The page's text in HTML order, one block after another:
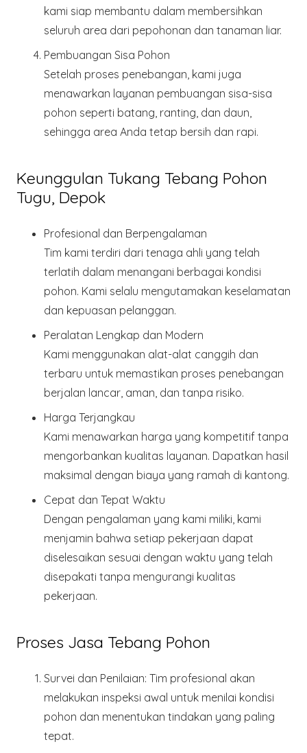
kami siap membantu dalam membersihkan
seluruh area dari pepohonan dan tanaman liar.
Pembuangan Sisa Pohon
Setelah proses penebangan, kami juga
menawarkan layanan pembuangan sisa-sisa
pohon seperti batang, ranting, dan daun,
sehingga area Anda tetap bersih dan rapi.
Keunggulan Tukang Tebang Pohon
Tugu, Depok
Profesional dan Berpengalaman
Tim kami terdiri dari tenaga ahli yang telah
terlatih dalam menangani berbagai kondisi
pohon. Kami selalu mengutamakan keselamatan
dan kepuasan pelanggan.
Peralatan Lengkap dan Modern
Kami menggunakan alat-alat canggih dan
terbaru untuk memastikan proses penebangan
berjalan lancar, aman, dan tanpa risiko.
Harga Terjangkau
Kami menawarkan harga yang kompetitif tanpa
mengorbankan kualitas layanan. Dapatkan hasil
maksimal dengan biaya yang ramah di kantong.
Cepat dan Tepat Waktu
Dengan pengalaman yang kami miliki, kami
menjamin bahwa setiap pekerjaan dapat
diselesaikan sesuai dengan waktu yang telah
disepakati tanpa mengurangi kualitas
pekerjaan.
Proses Jasa Tebang Pohon
Survei dan Penilaian: Tim profesional akan
melakukan inspeksi awal untuk menilai kondisi
pohon dan menentukan tindakan yang paling
tepat.